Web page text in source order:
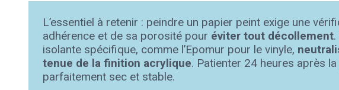
L’essentiel à retenir : peindre un papier peint exige une
adhérence et de sa porosité pour éviter tout décollement
isolante spécifique, comme l’Epomur pour le vinyle,
tenue de la finition acrylique. Patienter 24 heures après
parfaitement sec et stable.